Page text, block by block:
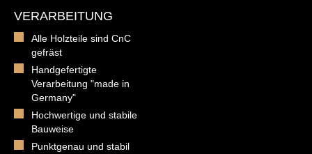
VERARBEITUNG
Alle Holzteile sind CnC
gefräst
Handgefertigte
Verarbeitung "made in
Germany"
Hochwertige und stabile
Bauweise
Punktgenau und stabil